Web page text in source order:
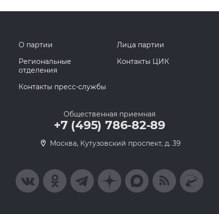
О партии
Лица партии
Региональные
отделения
Контакты ЦИК
Контакты пресс-службы
Общественная приемная
+7 (495) 786-82-89
Москва, Кутузовский проспект, д. 39